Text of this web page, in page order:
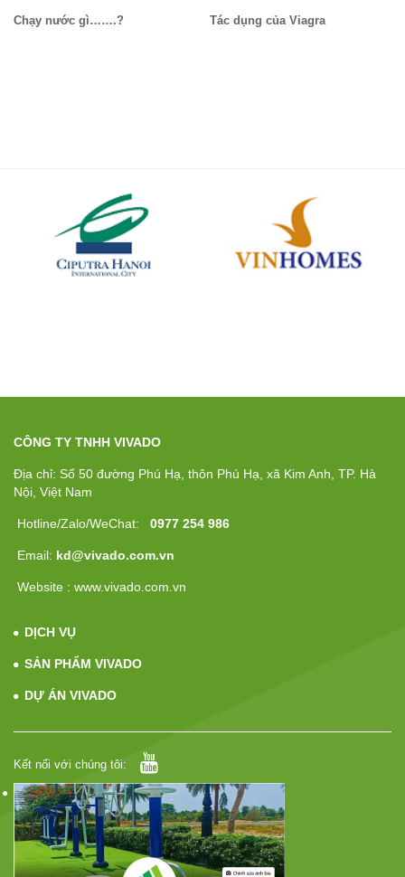
Chạy nước gì…….? Tác dụng của Viagra
CÔNG TY TNHH VIVADO
Địa chỉ: Số 50 đường Phú Hạ, thôn Phú Hạ, xã Kim Anh, TP. Hà
Nội, Việt Nam
Hotline/Zalo/WeChat: 0977 254 986
Email: kd@vivado.com.vn
Website : www.vivado.com.vn
DỊCH VỤ
SẢN PHẨM VIVADO
DỰ ÁN VIVADO
Kết nối với chúng tôi: